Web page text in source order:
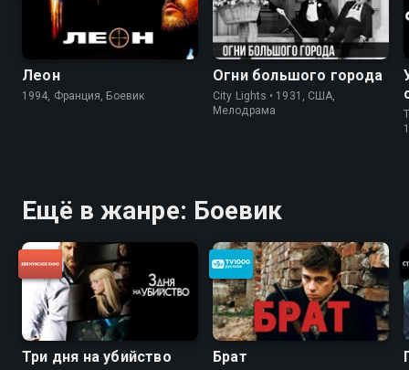
Леон
1994, Франция, Боевик
Огни большого города
City Lights • 1931, США,
Мелодрама
Ещё в жанре: Боевик
Три дня на убийство Брат